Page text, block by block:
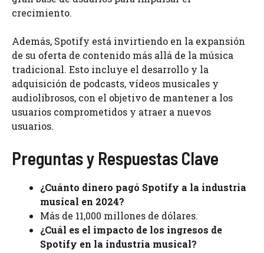
crecimiento.
Además, Spotify está invirtiendo en la expansión
de su oferta de contenido más allá de la música
tradicional. Esto incluye el desarrollo y la
adquisición de podcasts, vídeos musicales y
audiolibrosos, con el objetivo de mantener a los
usuarios comprometidos y atraer a nuevos
usuarios.
Preguntas y Respuestas Clave
¿Cuánto dinero pagó Spotify a la industria
musical en 2024?
Más de 11,000 millones de dólares.
¿Cuál es el impacto de los ingresos de
Spotify en la industria musical?